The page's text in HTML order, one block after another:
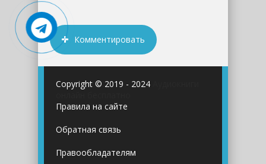
Комментировать
Copyright © 2019 - 2024
Правила на сайте
Обратная связь
Правообладателям